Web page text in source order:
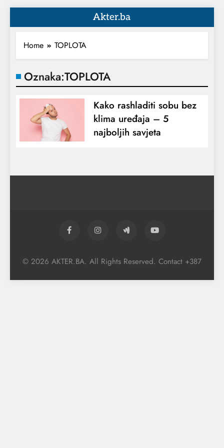
Akter.ba
Home TOPLOTA
Oznaka:TOPLOTA
Kako rashladiti sobu bez
klima uređaja – 5
najboljih savjeta
© 2026 AKTER.BA. All Rights Reserved. Contact +387